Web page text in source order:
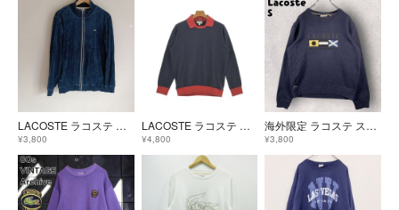
LACOSTE ラコステ ベロア ジップアップ スウェット ネイビー 3
¥3,800
LACOSTE ラコステ スウェット M 紺 【古着】【中古】【送料無料】
¥4,800
海外限定 ラコステ スウェット 刺繍ロゴ トレーナー S ネイビー
¥3,800